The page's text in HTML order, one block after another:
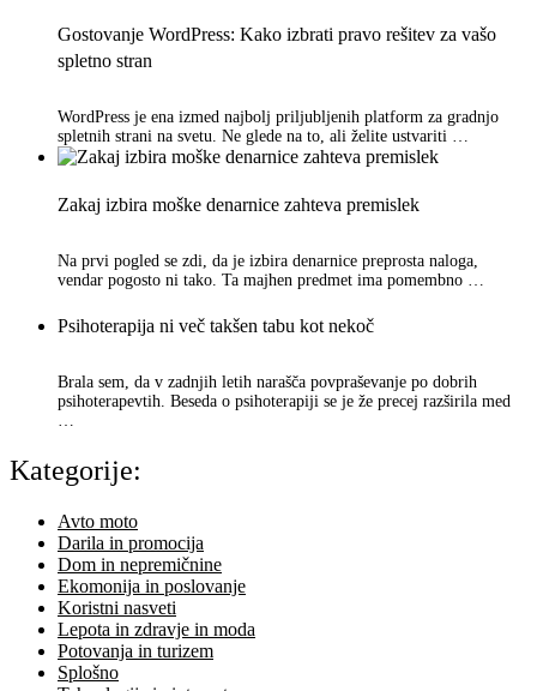
Gostovanje WordPress: Kako izbrati pravo rešitev za vašo
spletno stran
WordPress je ena izmed najbolj priljubljenih platform za gradnjo
spletnih strani na svetu. Ne glede na to, ali želite ustvariti …
Zakaj izbira moške denarnice zahteva premislek
Na prvi pogled se zdi, da je izbira denarnice preprosta naloga,
vendar pogosto ni tako. Ta majhen predmet ima pomembno …
Psihoterapija ni več takšen tabu kot nekoč
Brala sem, da v zadnjih letih narašča povpraševanje po dobrih
psihoterapevtih. Beseda o psihoterapiji se je že precej razširila med
…
Kategorije:
Avto moto
Darila in promocija
Dom in nepremičnine
Ekomonija in poslovanje
Koristni nasveti
Lepota in zdravje in moda
Potovanja in turizem
Splošno